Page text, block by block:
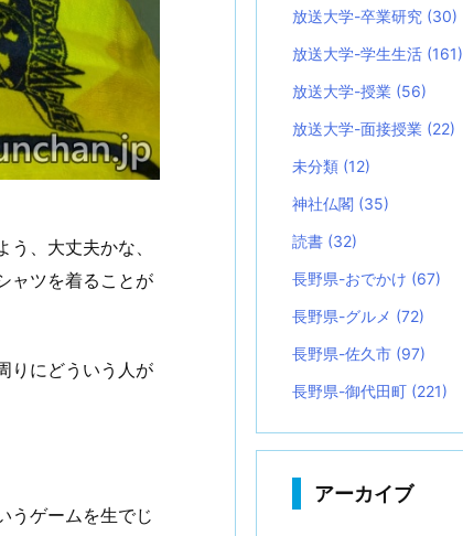
、大丈夫かな、
ャツを着ることが
りにどういう人が
うゲームを生でじ
放送大学-卒業研究 (30)
放送大学-学生生活 (161)
放送大学-授業 (56)
放送大学-面接授業 (22)
未分類 (12)
神社仏閣 (35)
読書 (32)
長野県-おでかけ (67)
長野県-グルメ (72)
長野県-佐久市 (97)
長野県-御代田町 (221)
アーカイブ